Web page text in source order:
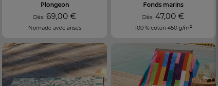
Plongeon
Dès 69,00 €
Nomade avec anses
Fonds marins
Dès47,00 €
100 % coton 450 g/m²